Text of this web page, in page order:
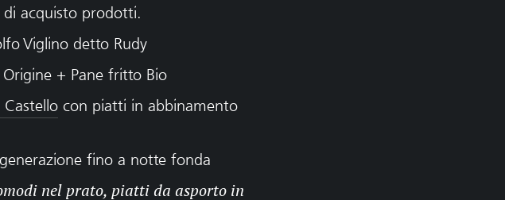
di acquisto prodotti.
Viglino detto Rudy
+ Pane fritto Bio
con piatti in abbinamento
fino a notte fonda
nel prato, piatti da asporto in